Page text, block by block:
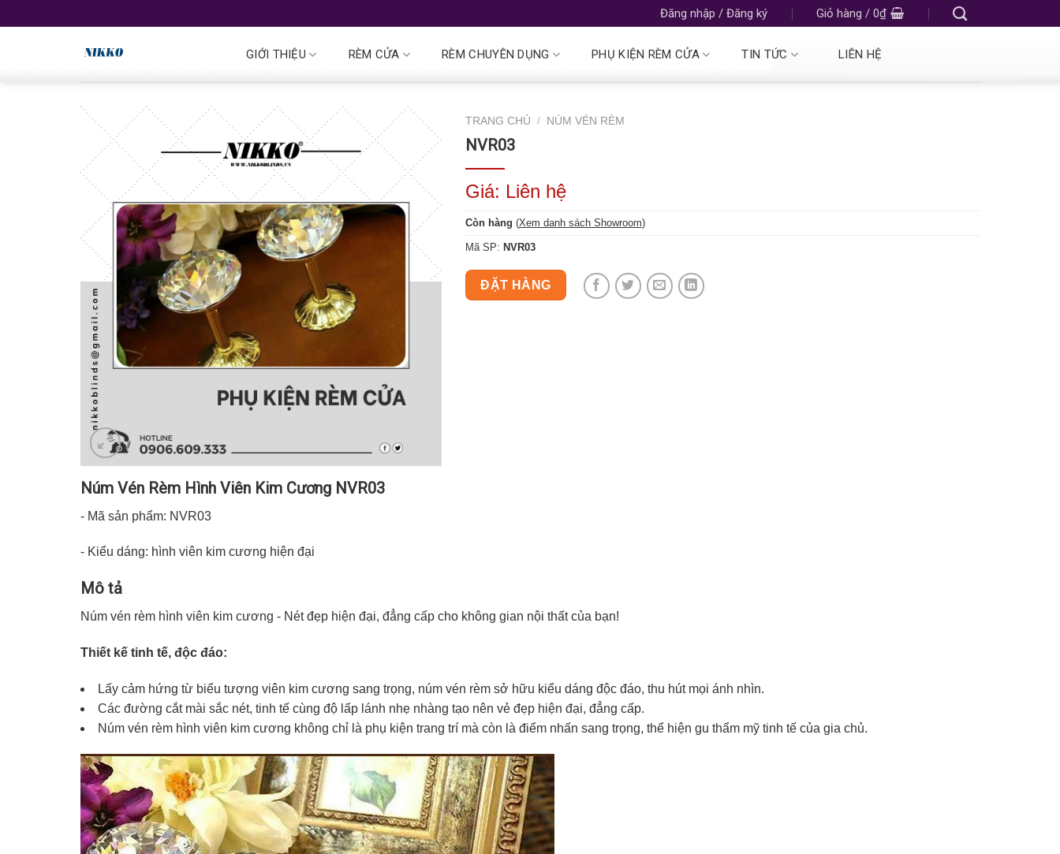
Đăng nhập / Đăng ký Giỏ hàng / 0₫
GIỚI THIỆU RÈM CỬA RÈM CHUYÊN DỤNG PHỤ KIỆN RÈM CỬA TIN TỨC LIÊN HỆ
TRANG CHỦ / NÚM VÉN RÈM
NVR03
Giá: Liên hệ
Còn hàng (Xem danh sách Showroom)
Mã SP: NVR03
ĐẶT HÀNG
Núm Vén Rèm Hình Viên Kim Cương NVR03
- Mã sản phẩm: NVR03
- Kiểu dáng: hình viên kim cương hiện đại
Mô tả
Núm vén rèm hình viên kim cương - Nét đẹp hiện đại, đẳng cấp cho không gian nội thất của bạn!
Thiết kế tinh tế, độc đáo:
Lấy cảm hứng từ biểu tượng viên kim cương sang trọng, núm vén rèm sở hữu kiểu dáng độc đáo, thu hút mọi ánh nhìn.
Các đường cắt mài sắc nét, tinh tế cùng độ lấp lánh nhẹ nhàng tạo nên vẻ đẹp hiện đại, đẳng cấp.
Núm vén rèm hình viên kim cương không chỉ là phụ kiện trang trí mà còn là điểm nhấn sang trọng, thể hiện gu thẩm mỹ tinh tế của gia chủ.